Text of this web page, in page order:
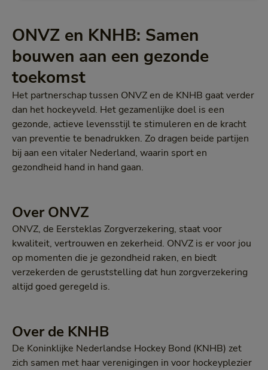
ONVZ en KNHB: Samen
bouwen aan een gezonde
toekomst
Het partnerschap tussen ONVZ en de KNHB gaat verder
dan het hockeyveld. Het gezamenlijke doel is een
gezonde, actieve levensstijl te stimuleren en de kracht
van preventie te benadrukken. Zo dragen beide partijen
bij aan een vitaler Nederland, waarin sport en
gezondheid hand in hand gaan.
Over ONVZ
ONVZ, de Eersteklas Zorgverzekering, staat voor
kwaliteit, vertrouwen en zekerheid. ONVZ is er voor jou
op momenten die je gezondheid raken, en biedt
verzekerden de geruststelling dat hun zorgverzekering
altijd goed geregeld is.
Over de KNHB
De Koninklijke Nederlandse Hockey Bond (KNHB) zet
zich samen met haar verenigingen in voor hockeyplezier